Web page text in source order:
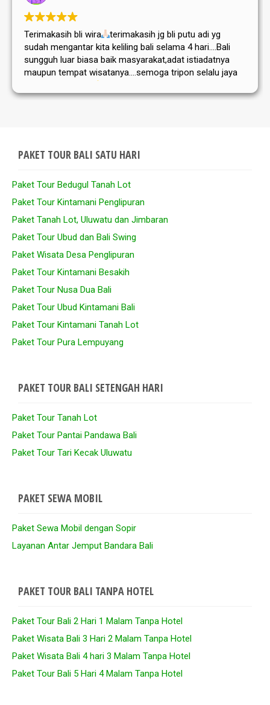
Terimakasih bli wira
terimakasih jg bli putu adi yg
sudah mengantar kita keliling bali selama 4 hari....Bali
sungguh luar biasa baik masyarakat,adat istiadatnya
maupun tempat wisatanya....semoga tripon selalu jaya
PAKET TOUR BALI SATU HARI
Paket Tour Bedugul Tanah Lot
Paket Tour Kintamani Penglipuran
Paket Tanah Lot, Uluwatu dan Jimbaran
Paket Tour Ubud dan Bali Swing
Paket Wisata Desa Penglipuran
Paket Tour Kintamani Besakih
Paket Tour Nusa Dua Bali
Paket Tour Ubud Kintamani Bali
Paket Tour Kintamani Tanah Lot
Paket Tour Pura Lempuyang
PAKET TOUR BALI SETENGAH HARI
Paket Tour Tanah Lot
Paket Tour Pantai Pandawa Bali
Paket Tour Tari Kecak Uluwatu
PAKET SEWA MOBIL
Paket Sewa Mobil dengan Sopir
Layanan Antar Jemput Bandara Bali
PAKET TOUR BALI TANPA HOTEL
Paket Tour Bali 2 Hari 1 Malam Tanpa Hotel
Paket Wisata Bali 3 Hari 2 Malam Tanpa Hotel
Paket Wisata Bali 4 hari 3 Malam Tanpa Hotel
Paket Tour Bali 5 Hari 4 Malam Tanpa Hotel